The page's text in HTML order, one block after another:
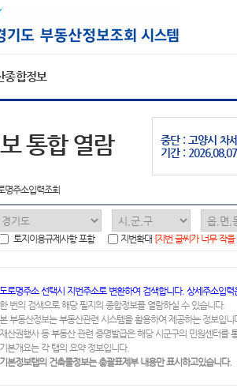
종합정보
중단 : 고양시 차
기간 :
통합 열람
명주소입력조회
토지이용규제사항 포함
지번확대 [지번 글씨가 너무 작
도로명주소 선택시 지번주소로 변환하여 검색합니다. 상세주소입
한 번의 검색으로 해당 필지의 종합정보를 열람하실 수 있습니다.
본 부동산정보는 부동산관련 시스템을 활용하여 제공하는 정보입니
재산권행사 등 부동산 관련 증명발급은 해당 시군구의 민원센터를
기본개요는 각 탭의 요약 정보입니다.
기본정보탭의 건축물정보는 총괄표제부 내용만 표시하고있습니다.